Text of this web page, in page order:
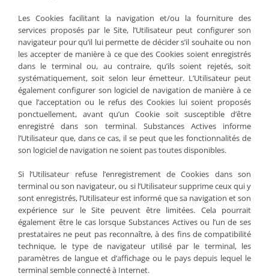
Les Cookies facilitant la navigation et/ou la fourniture des
services proposés par le Site, l’Utilisateur peut configurer son
navigateur pour qu’il lui permette de décider s’il souhaite ou non
les accepter de manière à ce que des Cookies soient enregistrés
dans le terminal ou, au contraire, qu’ils soient rejetés, soit
systématiquement, soit selon leur émetteur. L’Utilisateur peut
également configurer son logiciel de navigation de manière à ce
que l’acceptation ou le refus des Cookies lui soient proposés
ponctuellement, avant qu’un Cookie soit susceptible d’être
enregistré dans son terminal. Substances Actives informe
l’Utilisateur que, dans ce cas, il se peut que les fonctionnalités de
son logiciel de navigation ne soient pas toutes disponibles.
Si l’Utilisateur refuse l’enregistrement de Cookies dans son
terminal ou son navigateur, ou si l’Utilisateur supprime ceux qui y
sont enregistrés, l’Utilisateur est informé que sa navigation et son
expérience sur le Site peuvent être limitées. Cela pourrait
également être le cas lorsque Substances Actives ou l’un de ses
prestataires ne peut pas reconnaître, à des fins de compatibilité
technique, le type de navigateur utilisé par le terminal, les
paramètres de langue et d’affichage ou le pays depuis lequel le
terminal semble connecté à Internet.